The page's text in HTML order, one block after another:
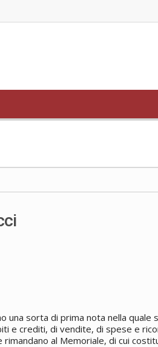
una sorta di prima nota nella quale
e crediti, di vendite, di spese e
al Memoriale, di cui